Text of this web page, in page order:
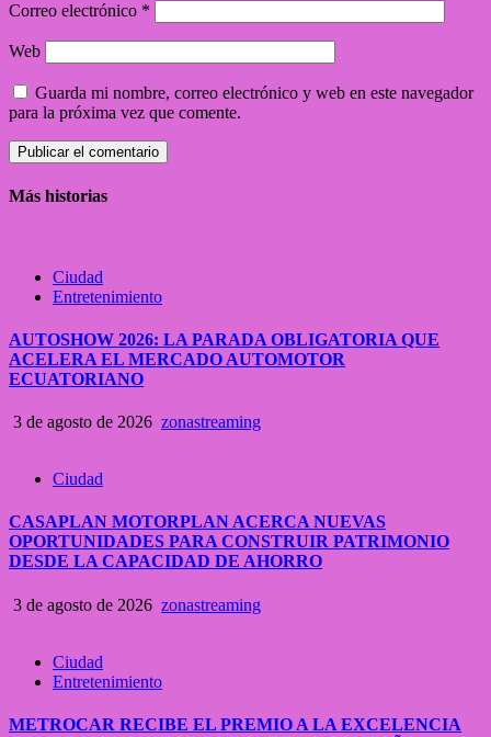
Correo electrónico *
Web
Guarda mi nombre, correo electrónico y web en este navegador
para la próxima vez que comente.
Más historias
Ciudad
Entretenimiento
AUTOSHOW 2026: LA PARADA OBLIGATORIA QUE
ACELERA EL MERCADO AUTOMOTOR
ECUATORIANO
3 de agosto de 2026 zonastreaming
Ciudad
CASAPLAN MOTORPLAN ACERCA NUEVAS
OPORTUNIDADES PARA CONSTRUIR PATRIMONIO
DESDE LA CAPACIDAD DE AHORRO
3 de agosto de 2026 zonastreaming
Ciudad
Entretenimiento
METROCAR RECIBE EL PREMIO A LA EXCELENCIA